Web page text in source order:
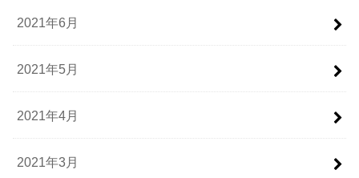
2021年6月
2021年5月
2021年4月
2021年3月